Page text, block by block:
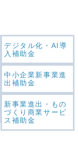
デジタル化・AI導
入補助金
中小企業新事業進
出補助金
新事業進出・もの
づくり商業サービ
ス補助金